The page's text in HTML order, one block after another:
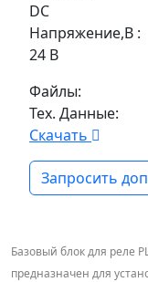
DС
Напряжение,В :
24 В
Файлы:
Тех. Данные:
Скачать
Запросить
Базовый блок для реле
предназначен для